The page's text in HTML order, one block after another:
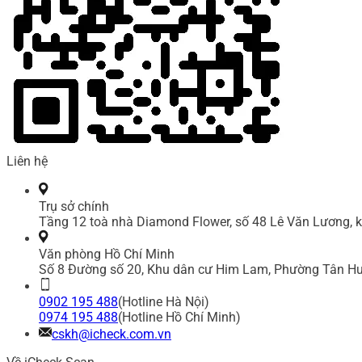
Liên hệ
Trụ sở chính
Tầng 12 toà nhà Diamond Flower, số 48 Lê Văn Lương,
Văn phòng Hồ Chí Minh
Số 8 Đường số 20, Khu dân cư Him Lam, Phường Tân
0902 195 488(Hotline Hà Nội)
0974 195 488(Hotline Hồ Chí Minh)
cskh@icheck.com.vn